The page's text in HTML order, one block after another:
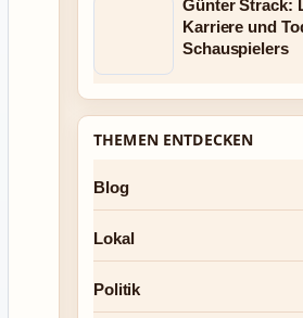
Günter Strack:
Karriere und
Schauspielers
THEMEN ENTDECKEN
Blog
Lokal
Politik